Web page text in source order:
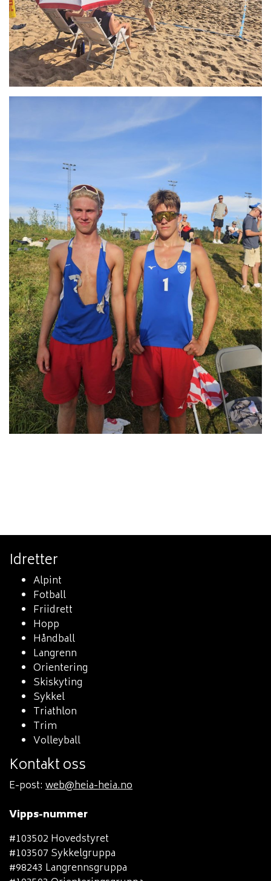
Idretter
Alpint
Fotball
Friidrett
Hopp
Håndball
Langrenn
Orientering
Skiskyting
Sykkel
Triathlon
Trim
Volleyball
Kontakt oss
E-post: web@heia-heia.no
Vipps-nummer
#103502 Hovedstyret
#103507 Sykkelgruppa
#98243 Langrennsgruppa